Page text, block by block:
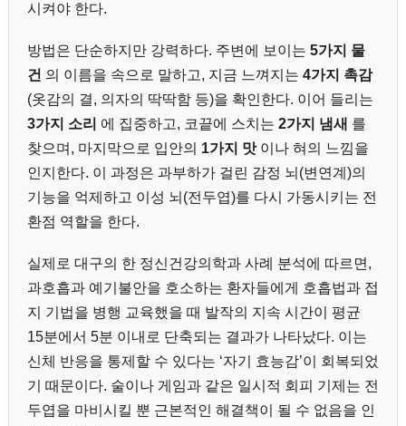
시켜야 한다.
방법은 단순하지만 강력하다. 주변에 보이는 5가지 물
건 의 이름을 속으로 말하고, 지금 느껴지는 4가지 촉감
(옷감의 결, 의자의 딱딱함 등)을 확인한다. 이어 들리는
3가지 소리 에 집중하고, 코끝에 스치는 2가지 냄새 를
찾으며, 마지막으로 입안의 1가지 맛 이나 혀의 느낌을
인지한다. 이 과정은 과부하가 걸린 감정 뇌(변연계)의
기능을 억제하고 이성 뇌(전두엽)를 다시 가동시키는 전
환점 역할을 한다.
실제로 대구의 한 정신건강의학과 사례 분석에 따르면,
과호흡과 예기불안을 호소하는 환자들에게 호흡법과 접
지 기법을 병행 교육했을 때 발작의 지속 시간이 평균
15분에서 5분 이내로 단축되는 결과가 나타났다. 이는
신체 반응을 통제할 수 있다는 ‘자기 효능감’이 회복되었
기 때문이다. 술이나 게임과 같은 일시적 회피 기제는 전
두엽을 마비시킬 뿐 근본적인 해결책이 될 수 없음을 인